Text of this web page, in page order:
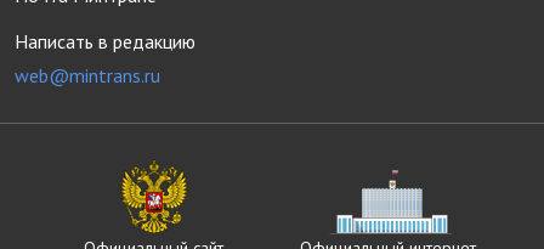
Написать в редакцию
web@mintrans.ru